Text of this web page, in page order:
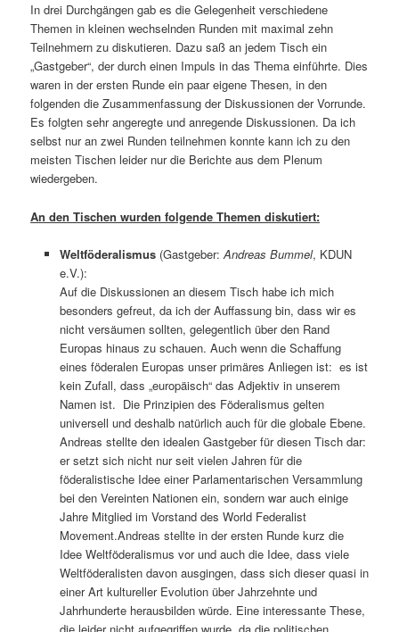
In drei Durchgängen gab es die Gelegenheit verschiedene
Themen in kleinen wechselnden Runden mit maximal zehn
Teilnehmern zu diskutieren. Dazu saß an jedem Tisch ein
„Gastgeber“, der durch einen Impuls in das Thema einführte. Dies
waren in der ersten Runde ein paar eigene Thesen, in den
folgenden die Zusammenfassung der Diskussionen der Vorrunde.
Es folgten sehr angeregte und anregende Diskussionen. Da ich
selbst nur an zwei Runden teilnehmen konnte kann ich zu den
meisten Tischen leider nur die Berichte aus dem Plenum
wiedergeben.
An den Tischen wurden folgende Themen diskutiert:
Weltföderalismus(Gastgeber: Andreas Bummel, KDUN
e.V.):
Auf die Diskussionen an diesem Tisch habe ich mich
besonders gefreut, da ich der Auffassung bin, dass wir es
nicht versäumen sollten, gelegentlich über den Rand
Europas hinaus zu schauen. Auch wenn die Schaffung
eines föderalen Europas unser primäres Anliegen ist: es ist
kein Zufall, dass „europäisch“ das Adjektiv in unserem
Namen ist. Die Prinzipien des Föderalismus gelten
universell und deshalb natürlich auch für die globale Ebene.
Andreas stellte den idealen Gastgeber für diesen Tisch dar:
er setzt sich nicht nur seit vielen Jahren für die
föderalistische Idee einer Parlamentarischen Versammlung
bei den Vereinten Nationen ein, sondern war auch einige
Jahre Mitglied im Vorstand des World Federalist
Movement.Andreas stellte in der ersten Runde kurz die
Idee Weltföderalismus vor und auch die Idee, dass viele
Weltföderalisten davon ausgingen, dass sich dieser quasi in
einer Art kultureller Evolution über Jahrzehnte und
Jahrhunderte herausbilden würde. Eine interessante These,
die leider nicht aufgegriffen wurde, da die politischen